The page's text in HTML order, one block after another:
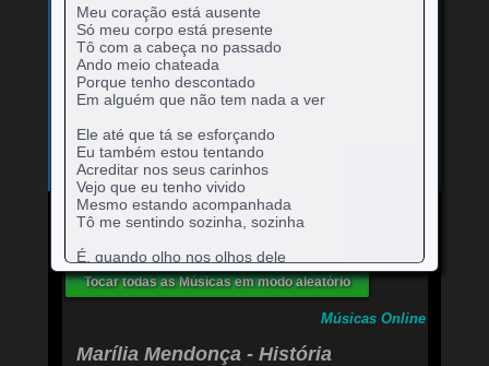
Meu coração está ausente
Só meu corpo está presente
Tô com a cabeça no passado
Ando meio chateada
Porque tenho descontado
Em alguém que não tem nada a ver
Ele até que tá se esforçando
Eu também estou tentando
Acreditar nos seus carinhos
Vejo que eu tenho vivido
Mesmo estando acompanhada
Tô me sentindo sozinha, sozinha
É, quando olho nos olhos dele
Passa um filme na cabeça
Foi você que teve culpa
Foi criada por você
música
Bandas e cantores que começam com a Letra
0-9
-
artistas
com
Artistas
com
A
Brtistas
com
B
Crtistas
com
C
D
com
D
E
E
Irtistas
com
Jrtistas
com
Krtistas
com
Lrtistas
com
Mrtistas
com
com
R
rtistas
com
R
Srtistas
com
S
T
rtistas
com
T
Urtistas
com
U
Vrtistas
com
V
WrtistasX
Tocar todas as Músicas em modo aleatório
Músicas Online
Marília Mendonça - História